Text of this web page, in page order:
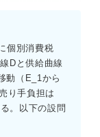
個別消費税
Dと供給曲線
動（E_1から
り手負担は
。以下の設問